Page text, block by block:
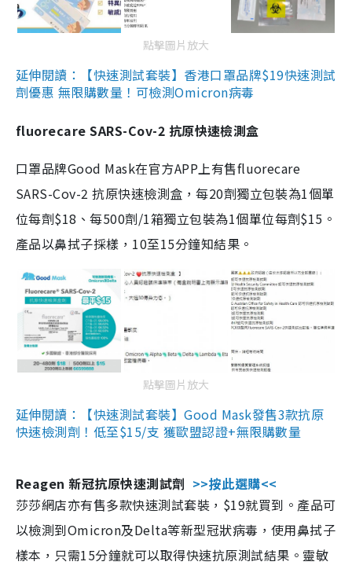
點擊圖片放大
延伸閱讀：【快速測試套裝】香港口罩品牌$19快速測試
劑優惠 無限購數量！可檢測Omicron病毒
fluorecare SARS-Cov-2 抗原快速檢測盒
口罩品牌Good Mask在官方APP上有售fluorecare
SARS-Cov-2 抗原快速檢測盒，每20劑獨立包裝為1個單
位每劑$18、每500劑/1箱獨立包裝為1個單位每劑$15。
產品以鼻拭子採樣，10至15分鐘知結果。
點擊圖片放大
延伸閱讀：【快速測試套裝】Good Mask發售3款抗原
快速檢測劑！低至$15/支 獲歐盟認證+無限購數量
Reagen 新冠抗原快速測試劑 >>按此選購<<
莎莎網店亦有售多款快速測試套裝，$19就買到。產品可
以檢測到Omicron及Delta等新型冠狀病毒，使用鼻拭子
樣本，只需15分鐘就可以取得快速抗原測試結果。靈敏